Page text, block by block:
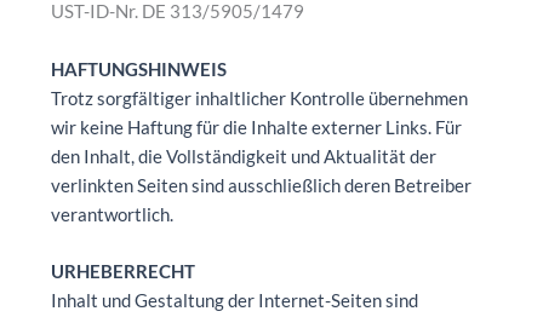
UST-ID-Nr. DE 313/5905/1479
HAFTUNGSHINWEIS
Trotz sorgfältiger inhaltlicher Kontrolle übernehmen
wir keine Haftung für die Inhalte externer Links. Für
den Inhalt, die Vollständigkeit und Aktualität der
verlinkten Seiten sind ausschließlich deren Betreiber
verantwortlich.
URHEBERRECHT
Inhalt und Gestaltung der Internet-Seiten sind